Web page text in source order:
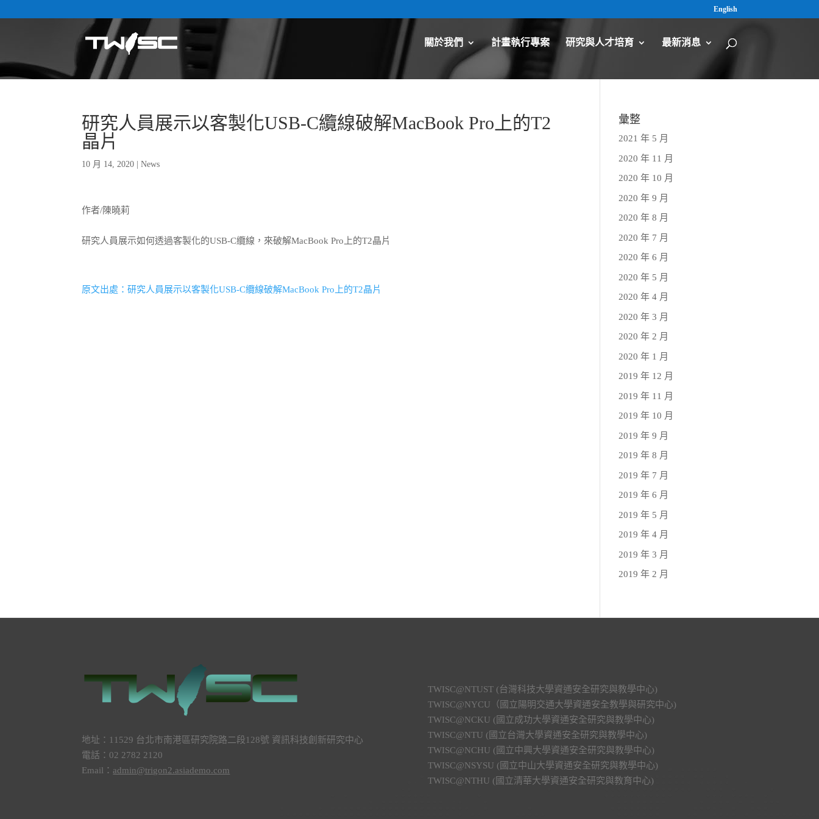
English
關於我們 計畫執行專案 研究與人才培育 最新消息
研究人員展示以客製化USB-C纜線破解MacBook Pro上的T2
晶片
10 月 14, 2020 |News
作者/陳曉莉
研究人員展示如何透過客製化的USB-C纜線，來破解MacBook Pro上的T2晶片
原文出處：研究人員展示以客製化USB-C纜線破解MacBook Pro上的T2晶片
彙整
2021 年 5 月
2020 年 11 月
2020 年 10 月
2020 年 9 月
2020 年 8 月
2020 年 7 月
2020 年 6 月
2020 年 5 月
2020 年 4 月
2020 年 3 月
2020 年 2 月
2020 年 1 月
2019 年 12 月
2019 年 11 月
2019 年 10 月
2019 年 9 月
2019 年 8 月
2019 年 7 月
2019 年 6 月
2019 年 5 月
2019 年 4 月
2019 年 3 月
2019 年 2 月
地址：11529 台北市南港區研究院路二段128號 資訊科技創新研究中心
電話：02 2782 2120
Email： admin@trigon2.asiademo.com
TWISC@NTUST (台灣科技大學資通安全研究與教學中心)
TWISC@NYCU（國立陽明交通大學資通安全教學與研究中心)
TWISC@NCKU (國立成功大學資通安全研究與教學中心)
TWISC@NTU (國立台灣大學資通安全研究與教學中心)
TWISC@NCHU (國立中興大學資通安全研究與教學中心)
TWISC@NSYSU (國立中山大學資通安全研究與教學中心)
TWISC@NTHU (國立清華大學資通安全研究與教育中心)